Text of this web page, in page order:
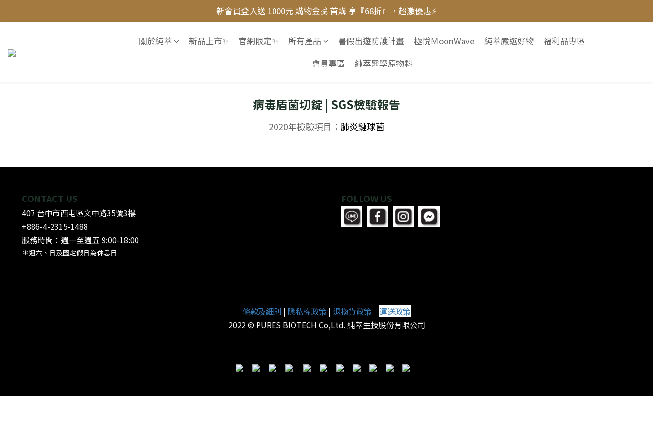
新會員登入送 1000元 購物金💰 首購 享『68折』，超激優惠⚡
新會員登入送 1000元 購物金💰 首購 享『68折』，超激優惠⚡
關於純萃 新品上市✨ 官網限定✨ 所有產品 暑假出遊防護計畫 極悅ＭoonWave 純萃嚴選好物
福利品專區
會員專區
純萃醫學原物料
病毒盾菌切錠 | SGS檢驗報告
2020年檢驗項目： 肺炎鏈球菌
CONTACT US
407 台中市西屯區文中路35號3樓
+886-4-2315-1488
服務時間：週一至週五 9:00-18:00
＊週六、日及國定假日為休息日
FOLLOW US
條款及細則 | 隱私權政策 | 退換貨政策
運送政策
2022 © PURES BIOTECH Co,Ltd. 純萃生技股份有限公司